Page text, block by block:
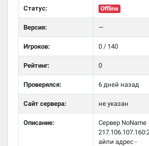
Статус: Offline
Версия: —
Игроков: 0 / 140
Рейтинг: 0
Проверялся: 6 дней назад
Сайт сервера: не указан
Описание:
Сервер NoName
айпи адрес -